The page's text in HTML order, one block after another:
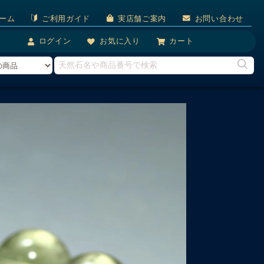
ム ご利用ガイド 実店舗ご案内 お問い合わせ
ログイン お気に入り カート